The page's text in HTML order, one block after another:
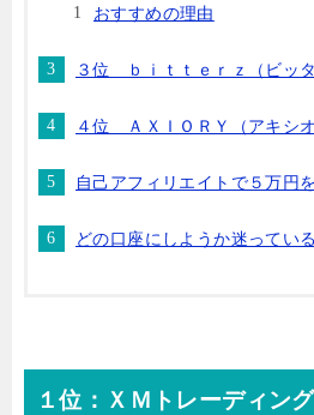
おすすめの理由
３位 ｂｉｔｔｅｒｚ（ビッタ
４位 ＡＸＩＯＲＹ（アキシオ
自己アフィリエイトで５万円
どの口座にしようか迷ってい
１位：ＸＭトレーディング